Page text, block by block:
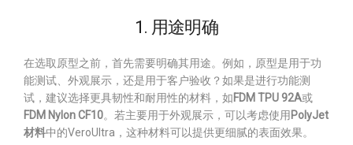
1. 用途明确
在选取原型之前，首先需要明确其用途。例如，原型是用于功
能测试、外观展示，还是用于客户验收？如果是进行功能测
试，建议选择更具韧性和耐用性的材料，如FDM TPU 92A或
FDM Nylon CF10。若主要用于外观展示，可以考虑使用 PolyJet
材料中的VeroUltra，这种材料可以提供更细腻的表面效果。